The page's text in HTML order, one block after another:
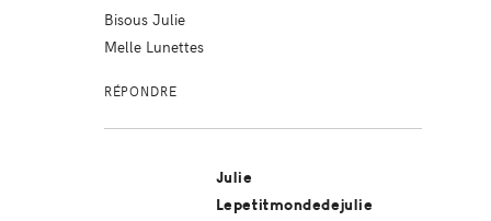
Bisous Julie
Melle Lunettes
RÉPONDRE
Julie
Lepetitmondedejulie